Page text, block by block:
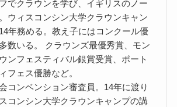
でクラウンを学び、イギリスのノー
ウィスコンシン大学クラウンキャン
年務める。教え子にはコンクール優
数いる。 クラウンズ最優秀賞、モン
ンフェスティバル銀賞受賞、ポート
フェス優勝など。
コンベンション審査員。14年に渡り
コンシン大学クラウンキャンプの講